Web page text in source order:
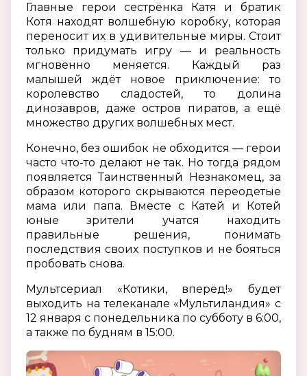
Главные герои сестрёнка Катя и братик
Котя находят волшебную коробку, которая
переносит их в удивительные миры. Стоит
только придумать игру — и реальность
мгновенно меняется. Каждый раз
малышей ждёт новое приключение: то
королевство сладостей, то долина
динозавров, даже остров пиратов, а ещё
множество других волшебных мест.
Конечно, без ошибок не обходится — герои
часто что-то делают не так. Но тогда рядом
появляется Таинственный Незнакомец, за
образом которого скрываются переодетые
мама или папа. Вместе с Катей и Котей
юные зрители учатся находить
правильные решения, понимать
последствия своих поступков и не бояться
пробовать снова.
Мультсериал «Котики, вперёд!» будет
выходить на телеканале «Мультиландия» с
12 января с понедельника по субботу в 6:00,
а также по будням в 15:00.